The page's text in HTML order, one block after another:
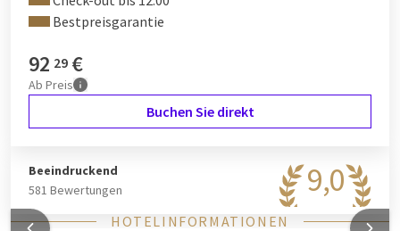
Bestpreisgarantie
92 29 €
Ab Preis
Buchen Sie direkt
9,0
Beeindruckend
581 Bewertungen
HOTELINFORMATIONEN